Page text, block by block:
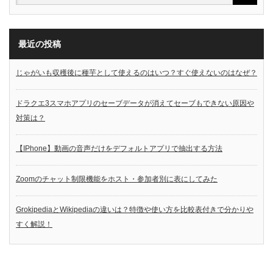
最近の投稿
じゃがいも収穫後に種芋として使えるのはいつ？すぐ使えないのはなぜ？
ドラクエ3スマホアプリのセーブデータが消えてセーブもできない原因や
対策は？
【IPhone】動画の音声だけをデフォルトアプリで抽出する方法
Zoomのチャット制限機能をホスト・参加者別に表にしてみた
GrokipediaとWikipediaの違いは？特徴や使い方を比較表付きで分かりや
すく解説！